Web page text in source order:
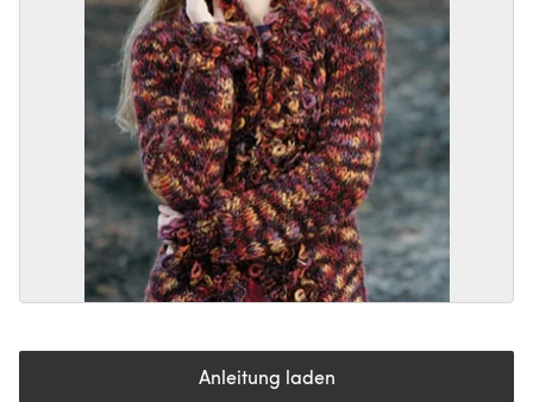
Anleitung laden(öffnet sich in einem neuen